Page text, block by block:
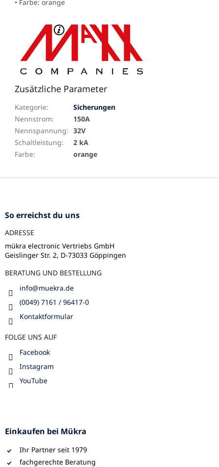
• Farbe: orange
Zusätzliche Parameter
Kategorie:
Sicherungen
Nennstrom:
150A
Nennspannung: 32V
Schaltleistung:
2 kA
Farbe: orange
F
So erreichst du uns
ADRESSE
mükra electronic Vertriebs GmbH
Geislinger Str. 2, D-73033 Göppingen
BERATUNG UND BESTELLUNG
info@muekra.de
(0049) 7161 / 96417-0
Kontaktformular
FOLGE UNS AUF
Facebook
Instagram
YouTube
Einkaufen bei Mükra
Ihr Partner seit 1979
fachgerechte Beratung